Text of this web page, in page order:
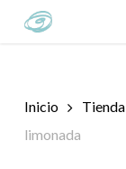
Inicio Tienda
limonada